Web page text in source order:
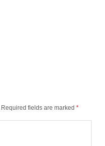
Required fields are marked*